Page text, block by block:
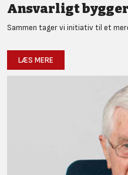
Ansvarligt
Sammen tager vi initiativ til et
LÆS MERE